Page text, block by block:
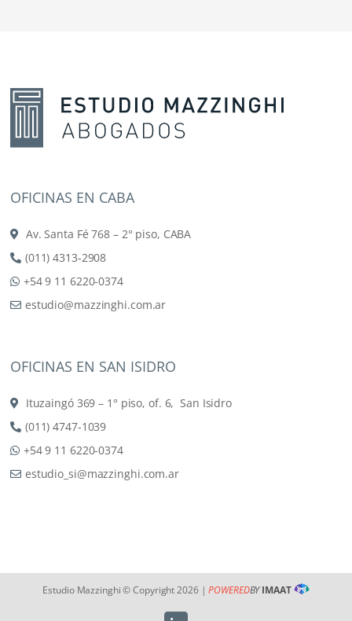
OFICINAS EN CABA
Av. Santa Fé 768 – 2° piso, CABA
(011) 4313-2908
+54 9 11 6220-0374
estudio@mazzinghi.com.ar
OFICINAS EN SAN ISIDRO
Ituzaingó 369 – 1° piso, of. 6, San Isidro
(011) 4747-1039
+54 9 11 6220-0374
estudio_si@mazzinghi.com.ar
Estudio Mazzinghi © Copyright2026 |POWEREDBY IMAAT